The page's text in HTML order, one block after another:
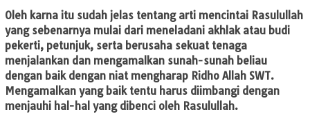
Oleh karna itu sudah jelas tentang arti mencintai Rasulullah
yang sebenarnya mulai dari meneladani akhlak atau budi
pekerti, petunjuk, serta berusaha sekuat tenaga
menjalankan dan mengamalkan sunah-sunah beliau
dengan baik dengan niat mengharap Ridho Allah SWT.
Mengamalkan yang baik tentu harus diimbangi dengan
menjauhi hal-hal yang dibenci oleh Rasulullah.